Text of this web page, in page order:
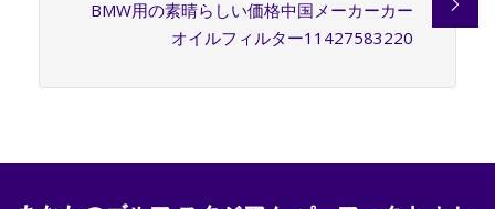
BMW用の素晴らしい価格中国メーカーカー
オイルフィルター11427583220